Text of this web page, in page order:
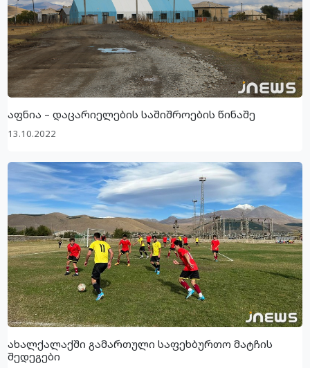
აფნია – დაცარიელების საშიშროების წინაშე
13.10.2022
ახალქალაქში გამართული საფეხბურთო მატჩის
შედეგები